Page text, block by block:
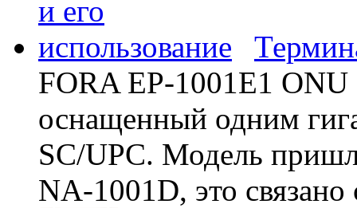
FORA EP-1001E1 ONU
оснащенный одним
SC/UPC. Модель
NA-1001D, это связано